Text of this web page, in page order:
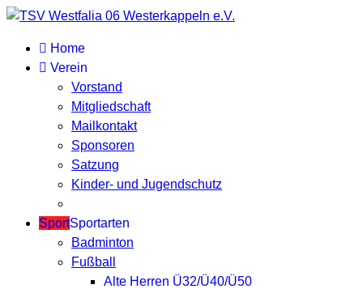
Home
Verein
Vorstand
Mitgliedschaft
Mailkontakt
Sponsoren
Satzung
Kinder- und Jugendschutz
SportSportarten
Badminton
Fußball
Alte Herren Ü32/Ü40/Ü50